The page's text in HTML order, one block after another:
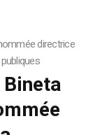
directrice